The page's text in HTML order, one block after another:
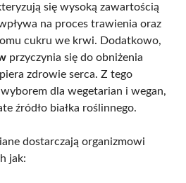
się wysoką zawartością
na proces trawienia oraz
cukru we krwi. Dodatkowo,
przyczynia się do obniżenia
zdrowie serca. Z tego
dla wegetarian i wegan,
źródło białka roślinnego.
dostarczają organizmowi
jak: